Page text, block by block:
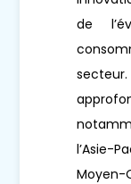
de
l’Asie-